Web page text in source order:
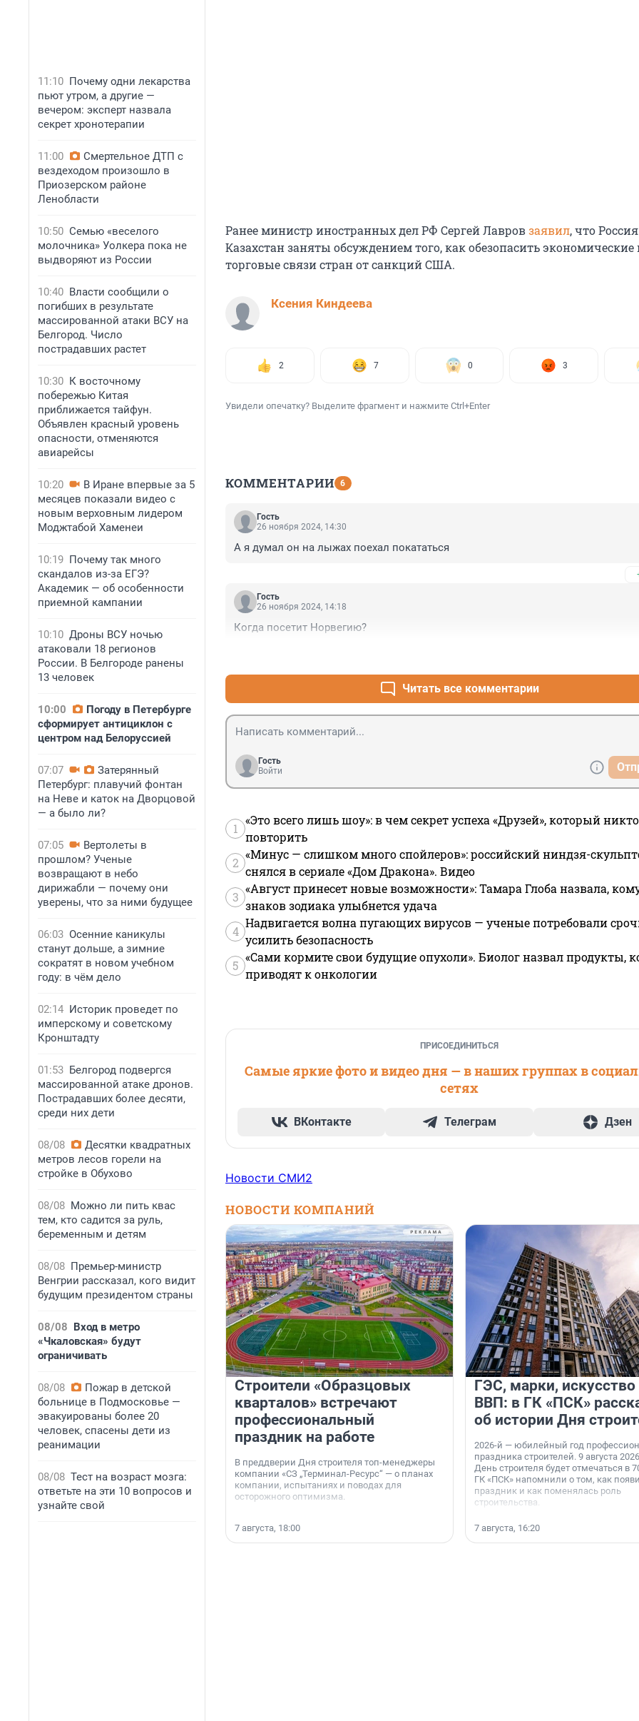
11:10 Почему одни лекарства
пьют утром, а другие —
вечером: эксперт назвала
секрет хронотерапии
11:00
Смертельное ДТП с
вездеходом произошло в
Приозерском районе
Ленобласти
10:50 Семью «веселого
молочника» Уолкера пока не
выдворяют из России
10:40 Власти сообщили о
погибших в результате
массированной атаки ВСУ на
Белгород. Число
пострадавших растет
10:30 К восточному
побережью Китая
приближается тайфун.
Объявлен красный уровень
опасности, отменяются
авиарейсы
10:20
В Иране впервые за 5
месяцев показали видео с
новым верховным лидером
Моджтабой Хаменеи
10:19 Почему так много
скандалов из-за ЕГЭ?
Академик — об особенности
приемной кампании
10:10 Дроны ВСУ ночью
атаковали 18 регионов
России. В Белгороде ранены
13 человек
10:00
Погоду в Петербурге
сформирует антициклон с
центром над Белоруссией
07:07
Затерянный
Петербург: плавучий фонтан
на Неве и каток на Дворцовой
— а было ли?
07:05
Вертолеты в
прошлом? Ученые
возвращают в небо
дирижабли — почему они
уверены, что за ними будущее
06:03 Осенние каникулы
станут дольше, а зимние
сократят в новом учебном
году: в чём дело
02:14 Историк проведет по
имперскому и советскому
Кронштадту
01:53 Белгород подвергся
массированной атаке дронов.
Пострадавших более десяти,
среди них дети
08/08
Десятки квадратных
метров лесов горели на
стройке в Обухово
08/08 Можно ли пить квас
тем, кто садится за руль,
беременным и детям
08/08 Премьер-министр
Венгрии рассказал, кого видит
будущим президентом страны
08/08 Вход в метро
«Чкаловская» будут
ограничивать
08/08
Пожар в детской
больнице в Подмосковье —
эвакуированы более 20
человек, спасены дети из
реанимации
08/08 Тест на возраст мозга:
ответьте на эти 10 вопросов и
узнайте свой
Ранее министр иностранных дел РФ Сергей Лавровзаявил, что
Казахстан заняты обсуждением того, как обезопасить экономические
торговые связи стран от санкций США.
Ксения Киндеева
2 7 0 3
Увидели опечатку? Выделите фрагмент и нажмите Ctrl+Enter
КОММЕНТАРИИ 6
Гость
26 ноября 2024, 14:30
А я думал он на лыжах поехал покататься
Гость
26 ноября 2024, 14:18
Когда посетит Норвегию?
Читать все комментарии
Гость
Войти
1
«Это всего лишь шоу»: в чем секрет успеха «Друзей», который
повторить
2
«Минус — слишком много спойлеров»: российский ниндзя-
снялся в сериале «Дом Дракона». Видео
3
«Август принесет новые возможности»: Тамара Глоба назвала,
знаков зодиака улыбнется удача
4
Надвигается волна пугающих вирусов — ученые потребовали
усилить безопасность
5
«Сами кормите свои будущие опухоли». Биолог назвал продукты,
приводят к онкологии
ПРИСОЕДИНИТЬСЯ
Самые яркие фото и видео дня — в наших группах в
сетях
ВКонтакте Телеграм Дзен
Новости СМИ2
НОВОСТИ КОМПАНИЙ
Строители «Образцовых
кварталов» встречают
профессиональный
праздник на работе
В преддверии Дня строителя топ-менеджеры
компании «СЗ „Терминал-Ресурс“ — о планах
компании, испытаниях и поводах для
осторожного оптимизма.
7 августа, 18:00
ГЭС, марки, искусство
ВВП: в ГК «ПСК»
об истории Дня
2026-й — юбилейный год
праздника строителей. 9 августа
День строителя будет отмечаться в
ГК «ПСК» напомнили о том, как
праздник и как поменялась роль
строительства.
7 августа, 16:20